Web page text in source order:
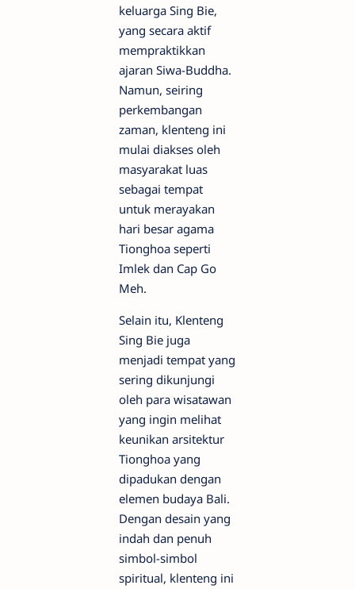
keluarga Sing Bie,
yang secara aktif
mempraktikkan
ajaran Siwa-Buddha.
Namun, seiring
perkembangan
zaman, klenteng ini
mulai diakses oleh
masyarakat luas
sebagai tempat
untuk merayakan
hari besar agama
Tionghoa seperti
Imlek dan Cap Go
Meh.
Selain itu, Klenteng
Sing Bie juga
menjadi tempat yang
sering dikunjungi
oleh para wisatawan
yang ingin melihat
keunikan arsitektur
Tionghoa yang
dipadukan dengan
elemen budaya Bali.
Dengan desain yang
indah dan penuh
simbol-simbol
spiritual, klenteng ini